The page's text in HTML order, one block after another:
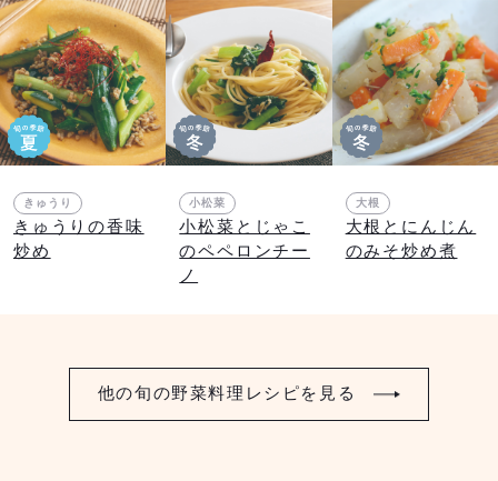
きゅうり
きゅうりの香味
炒め
小松菜
小松菜とじゃこ
のペペロンチー
ノ
大根
大根とにんじん
のみそ炒め煮
他の旬の野菜料理レシピを見る